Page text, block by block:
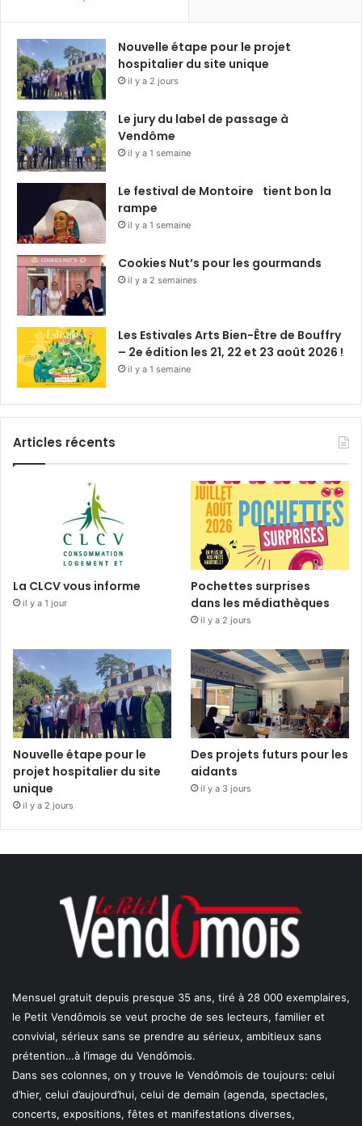
Nouvelle étape pour le projet
hospitalier du site unique
il y a 2 jours
Le jury du label de passage à
Vendôme
il y a 1 semaine
Le festival de Montoire tient bon la
rampe
il y a 1 semaine
Cookies Nut’s pour les gourmands
il y a 2 semaines
Les Estivales Arts Bien-Être de Bouffry
– 2e édition les 21, 22 et 23 août 2026 !
il y a 1 semaine
Articles récents
La CLCV vous informe
il y a 1 jour
Pochettes surprises
dans les médiathèques
il y a 2 jours
Nouvelle étape pour le
projet hospitalier du site
unique
il y a 2 jours
Des projets futurs pour les
aidants
il y a 3 jours
Mensuel gratuit depuis presque 35 ans, tiré à 28 000 exemplaires,
le Petit Vendômois se veut proche de ses lecteurs, familier et
convivial, sérieux sans se prendre au sérieux, ambitieux sans
prétention…à l’image du Vendômois.
Dans ses colonnes, on y trouve le Vendômois de toujours: celui
d’hier, celui d’aujourd’hui, celui de demain (agenda, spectacles,
concerts, expositions, fêtes et manifestations diverses,